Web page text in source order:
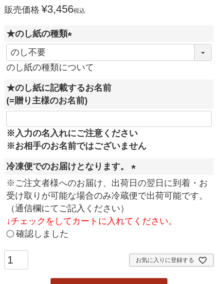
販売価格 ¥3,456税込
★のし紙の種類
必
)
のし紙の種類について
★のし紙に記載するお名前
(=贈り主様のお名前)
※入力の名入れにご注意ください
※お相手のお名前ではございません
冷凍便でのお届けとなります。
(
必
)
※ご注文者様へのお届け、出荷日の翌日に到着・お
受け取りが可能な場合のみ冷蔵便で出荷可能です。
（通信欄にてご記入ください）
↓チェックをしてカートに入れてください。
確認しました
お気に入りに登録する